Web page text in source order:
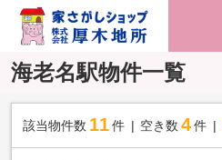
海老名駅物件一覧
該当物件数 11件 空き数 4 件